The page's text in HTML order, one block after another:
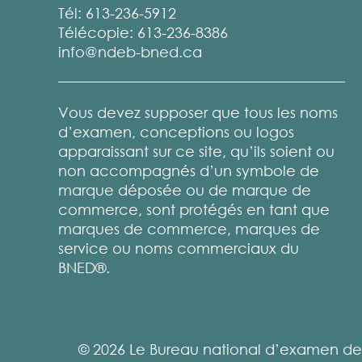
Tél: 613-236-5912
Télécopie: 613-236-8386
info@ndeb-bned.ca
Vous devez supposer que tous les noms
d’examen, conceptions ou logos
apparaissant sur ce site, qu’ils soient ou
non accompagnés d’un symbole de
marque déposée ou de marque de
commerce, sont protégés en tant que
marques de commerce, marques de
service ou noms commerciaux du
BNED®.
© 2026 Le Bureau national d’examen